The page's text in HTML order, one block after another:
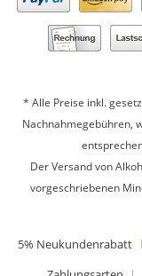
* Alle Preise inkl.
Nachnahmegebühren,
Der Versand von
vorgeschriebenen
5% Neukundenrabatt